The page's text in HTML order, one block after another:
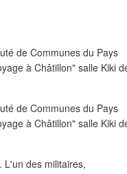
L'un des militaires,